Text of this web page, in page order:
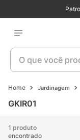
O que você
Jardinagem
GKIR01
1 produto
encontrado